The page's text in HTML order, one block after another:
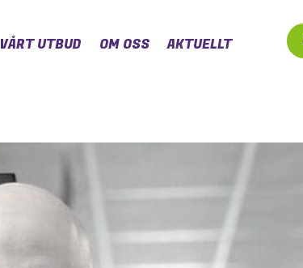
VÅRT UTBUD OM OSS AKTUELLT